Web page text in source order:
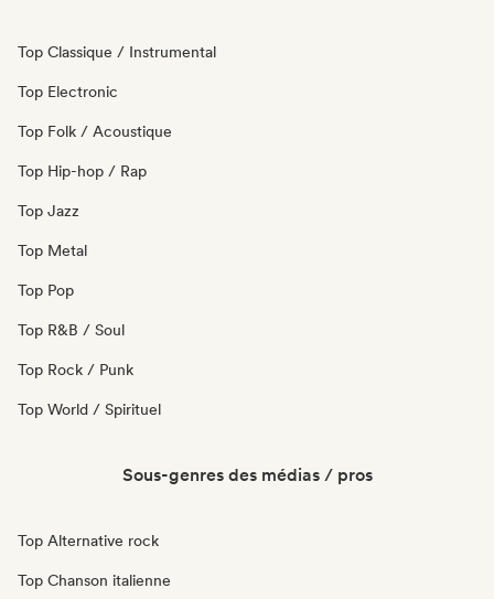
Top Classique / Instrumental
Top Electronic
Top Folk / Acoustique
Top Hip-hop / Rap
Top Jazz
Top Metal
Top Pop
Top R&B / Soul
Top Rock / Punk
Top World / Spirituel
Sous-genres des médias / pros
Top Alternative rock
Top Chanson italienne